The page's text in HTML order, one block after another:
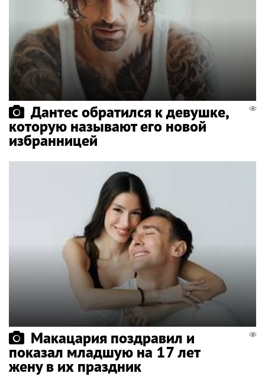
Дантес обратился к девушке,
которую называют его новой
избранницей
Макацария поздравил и
показал младшую на 17 лет
жену в их праздник